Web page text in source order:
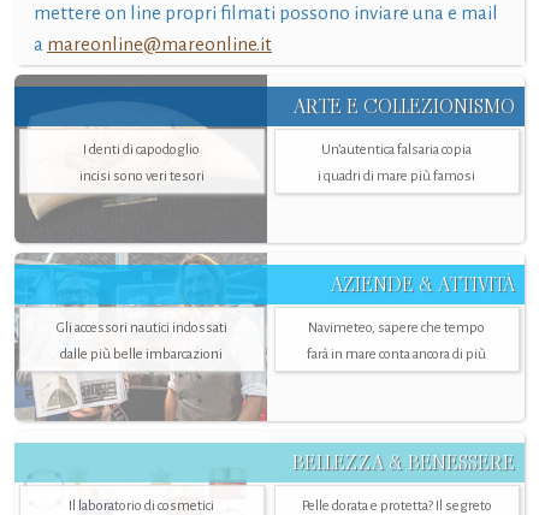
mettere on line propri filmati possono inviare una e mail
a mareonline@mareonline.it
ARTE E COLLEZIONISMO
I denti di capodoglio
incisi sono veri tesori
Un’autentica falsaria copia
i quadri di mare più famosi
AZIENDE & ATTIVITÀ
Gli accessori nautici indossati
dalle più belle imbarcazioni
Navimeteo, sapere che tempo
farà in mare conta ancora di più
BELLEZZA & BENESSERE
Il laboratorio di cosmetici
Pelle dorata e protetta? Il segreto